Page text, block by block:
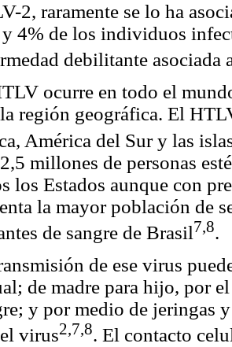
2, raramente se lo ha
4% de los individuos
debilitante asociada
ocurre en todo el
región geográfica. El
América del Sur y las
millones de personas
los Estados aunque con
la mayor población de
de sangre de Brasil7,8.
de ese virus
de madre para hijo, por
y por medio de jeringas
virus2,7,8. El contacto